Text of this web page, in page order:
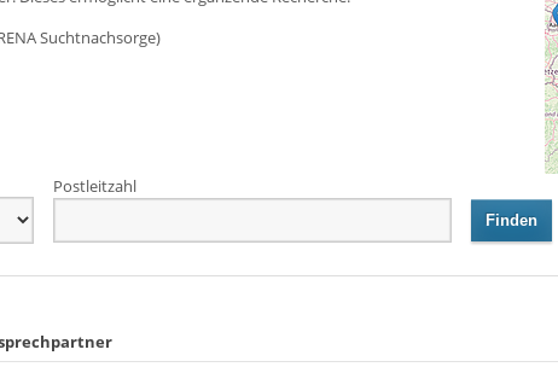
Suchtnachsorge)
Postleitzahl
Finden